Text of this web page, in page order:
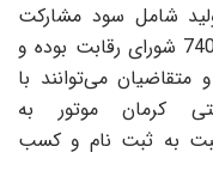
شامل سود مشارکت
26% مطابق با مصوبات 473 و 563 و 740 شورای رقابت بوده و
درصد است و متقاضیان می‌توانند با
کرمان موتور به
به ثبت نام و کسب